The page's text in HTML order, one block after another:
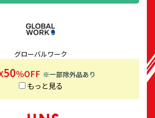
グローバルワーク
50％OFF ※一部除外品あり
もっと見る